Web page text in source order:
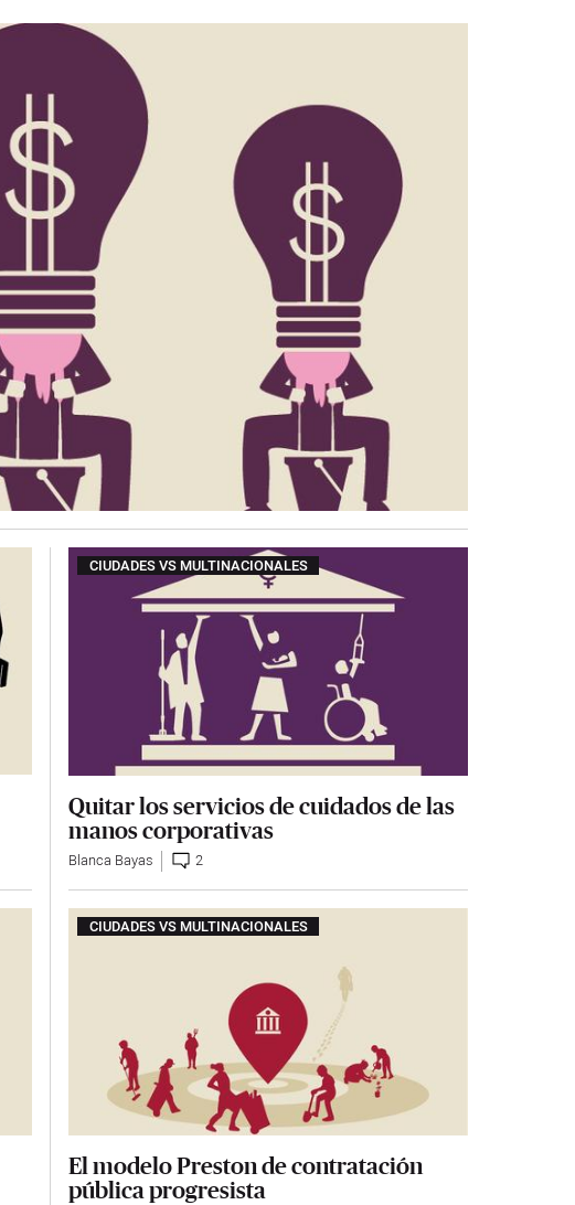
CIUDADES VS MULTINACIONALES
Quitar los servicios de cuidados de las
manos corporativas
Blanca Bayas 2
CIUDADES VS MULTINACIONALES
El modelo Preston de contratación
pública progresista